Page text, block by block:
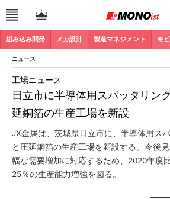
組み込み開発 メカ設計 製造マネジメント モ
ニュース
日立市に半導体用スパッタリン
延銅箔の生産工場を新設
工場ニュース
JX金属は、茨城県日立市に、半導体用ス
と圧延銅箔の生産工場を新設する。今後
幅な需要増加に対応するため、2020年度
25％の生産能力増強を図る。